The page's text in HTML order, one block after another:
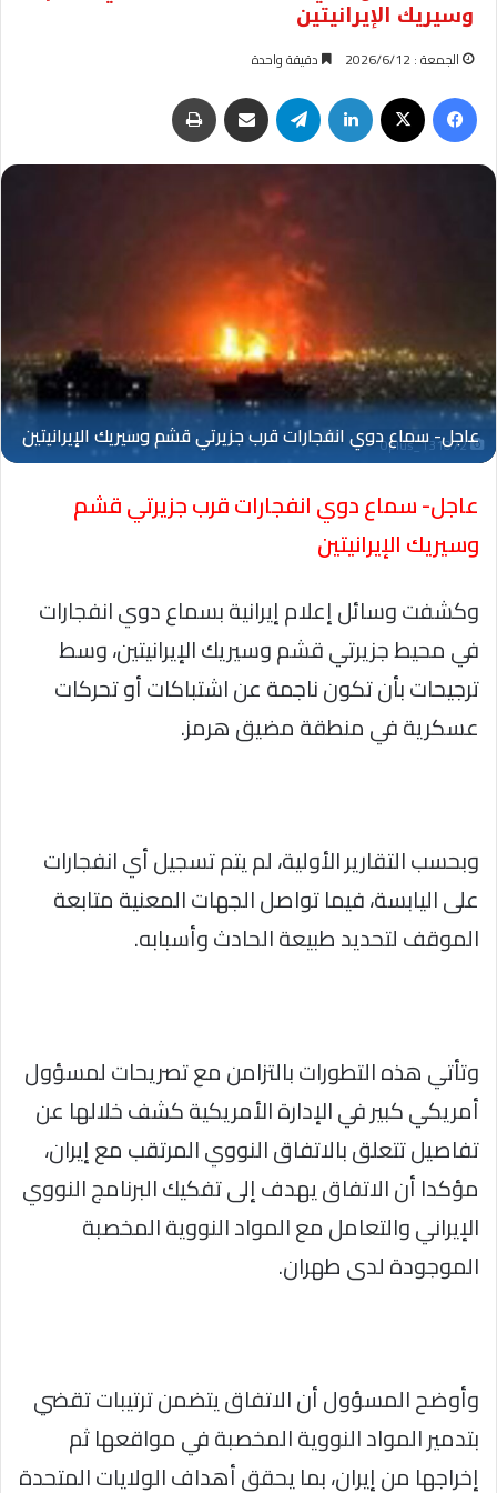
وسيريك الإيرانيتين
الجمعة : 2026/6/12 دقيقة واحدة
فيسبوك لينكدإن تيلقرام مشاركة عبر البريد
Oplus_131072
عاجل- سماع دوي انفجارات قرب جزيرتي قشم
وسيريك الإيرانيتين
وكشفت وسائل إعلام إيرانية بسماع دوي انفجارات
في محيط جزيرتي قشم وسيريك الإيرانيتين، وسط
ترجيحات بأن تكون ناجمة عن اشتباكات أو تحركات
عسكرية في منطقة مضيق هرمز.
وبحسب التقارير الأولية، لم يتم تسجيل أي انفجارات
على اليابسة، فيما تواصل الجهات المعنية متابعة
الموقف لتحديد طبيعة الحادث وأسبابه.
وتأتي هذه التطورات بالتزامن مع تصريحات لمسؤول
أمريكي كبير في الإدارة الأمريكية كشف خلالها عن
تفاصيل تتعلق بالاتفاق النووي المرتقب مع إيران،
مؤكدا أن الاتفاق يهدف إلى تفكيك البرنامج النووي
الإيراني والتعامل مع المواد النووية المخصبة
الموجودة لدى طهران.
وأوضح المسؤول أن الاتفاق يتضمن ترتيبات تقضي
بتدمير المواد النووية المخصبة في مواقعها ثم
إخراجها من إيران، بما يحقق أهداف الولايات المتحدة